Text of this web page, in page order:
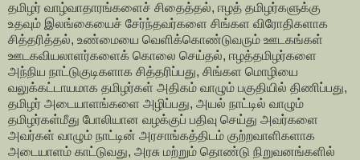
தமிழர் வாழ்வாதாரங்களைச் சிதைத்தல், ஈழத் தமிழர்களுக்கு
உதவும் இலங்கையைச் சேர்ந்தவர்களை சிங்கள விரோதிகளாக
சித்தரித்தல், உண்மையை வெளிக்கொண்டுவரும் ஊடகங்கள்
ஊடகவியலாளர்களைக் கொலை செய்தல், ஈழத்தமிழர்களை
அந்நிய நாட்டுகுடிகளாக சித்தரிப்பது, சிங்கள மொழியை
வலுக்கட்டாயமாக தமிழர்கள் அதிகம் வாழும் பகுதியில் திணிப்பது,
தமிழர் அடையாளங்களை அழிப்பது, அயல் நாட்டில் வாழும்
தமிழர்கள்மீது போலியான வழக்குப் பதிவு செய்து அவர்களை
அவர்கள் வாழும் நாட்டின் அரசாங்கத்திடம் குற்றவாளிகளாக
அடையாளம் காட்டுவது, அரசு மற்றும் தொண்டு நிறுவனங்களில்